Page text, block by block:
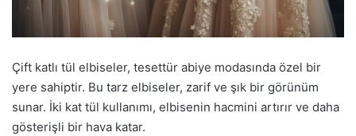
Çift katlı tül elbiseler, tesettür abiye modasında özel bir
yere sahiptir. Bu tarz elbiseler, zarif ve şık bir görünüm
sunar. İki kat tül kullanımı, elbisenin hacmini artırır ve daha
gösterişli bir hava katar.